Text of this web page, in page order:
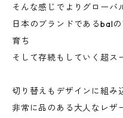
そんな感じでよりグローバ
日本のブランドであるbal
育ち
そして存続もしていく超ス
切り替えもデザインに組み
非常に品のある大人なレザ